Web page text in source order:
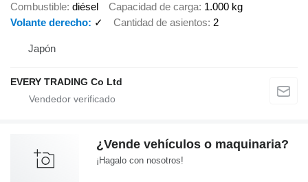
Combustible diésel Capacidad de carga 1.000 kg
Volante derecho
✓ Cantidad de asientos 2
Japón
EVERY TRADING Co Ltd
¿Vende vehículos o maquinaria?
¡Hagalo con nosotros!